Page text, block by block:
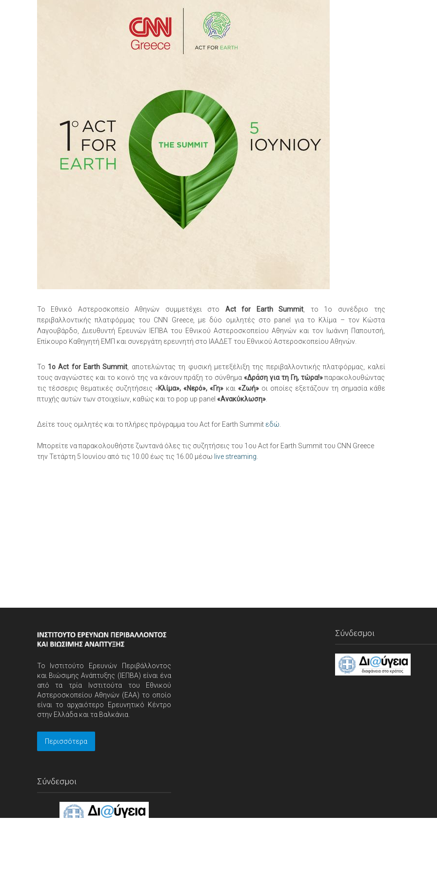
Το Εθνικό Αστεροσκοπείο Αθηνών συμμετέχει στο Act for Earth Summit , το 1ο συνέδριο της
περιβαλλοντικής πλατφόρμας του CNN Greece, με δύο ομιλητές στο panel για το Κλίμα – τον Κώστα
Λαγουβάρδο, Διευθυντή Ερευνών ΙΕΠΒΑ του Εθνικού Αστεροσκοπείου Αθηνών και τον Ιωάννη Παπουτσή,
Επίκουρο Καθηγητή ΕΜΠ και συνεργάτη ερευνητή στο ΙΑΑΔΕΤ του Εθνικού Αστεροσκοπείου Αθηνών.
Το 1ο Act for Earth Summit , αποτελώντας τη φυσική μετεξέλιξη της περιβαλλοντικής πλατφόρμας, καλεί
τους αναγνώστες και το κοινό της να κάνουν πράξη το σύνθημα«Δράση για τη Γη, τώρα!»παρακολουθώντας
τις τέσσερις θεματικές συζητήσεις «Κλίμα», «Νερό», «Γη» και «Ζωή»οι οποίες εξετάζουν τη σημασία κάθε
πτυχής αυτών των στοιχείων, καθώς και το pop up panel «Ανακύκλωση».
Δείτε τους ομιλητές και το πλήρες πρόγραμμα του Act for Earth Summit εδώ
Μπορείτε να παρακολουθήστε ζωντανά όλες τις συζητήσεις του 1ου Act for Earth Summit του CNN Greece
την Τετάρτη 5 Ιουνίου από τις 10.00 έως τις 16.00 μέσω live streaming
Το Ινστιτούτο Ερευνών Περιβάλλοντος
και Βιώσιμης Ανάπτυξης (ΙΕΠΒΑ) είναι ένα
από τα τρία Ινστιτούτα του Εθνικού
Αστεροσκοπείου Αθηνών (ΕΑΑ) το οποίο
είναι το αρχαιότερο Ερευνητικό Κέντρο
στην Ελλάδα και τα Βαλκάνια.
Περισσότερα
Σύνδεσμοι
Σύνδεσμοι